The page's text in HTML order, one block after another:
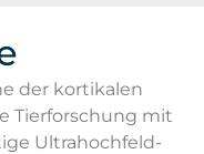
der kortikalen
Tierforschung mit
Ultrahochfeld-